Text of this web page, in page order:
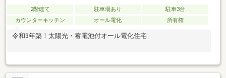
2階建て 駐車場あり
駐車3台
カウンターキッチン
オール電化 所有権
令和3年築！太陽光・蓄電池付オール電化住宅